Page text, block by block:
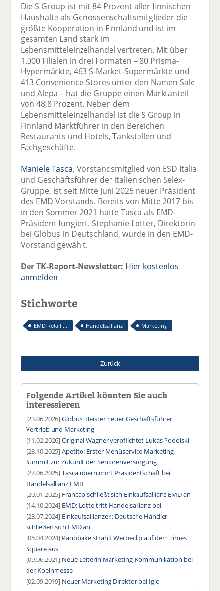
Die S Group ist mit 84 Prozent aller finnischen
Haushalte als Genossenschaftsmitglieder die
größte Kooperation in Finnland und ist im
gesamten Land stark im
Lebensmitteleinzelhandel vertreten. Mit über
1.000 Filialen in drei Formaten – 80 Prisma-
Hypermärkte, 463 S-Market-Supermärkte und
413 Convenience-Stores unter den Namen Sale
und Alepa – hat die Gruppe einen Marktanteil
von 48,8 Prozent. Neben dem
Lebensmitteleinzelhandel ist die S Group in
Finnland Marktführer in den Bereichen
Restaurants und Hotels, Tankstellen und
Fachgeschäfte.
Maniele Tasca, Vorstandsmitglied von ESD Italia
und Geschäftsführer der italienischen Selex-
Gruppe, ist seit Mitte Juni 2025 neuer Präsident
des EMD-Vorstands. Bereits von Mitte 2017 bis
in den Sommer 2021 hatte Tasca als EMD-
Präsident fungiert. Stephanie Lotter, Direktorin
bei Globus in Deutschland, wurde in den EMD-
Vorstand gewählt.
Der TK-Report-Newsletter: Hier kostenlos
anmelden
Stichworte
EMD Retail ... Handelsallianz Marketing
Zurück
Folgende Artikel könnten Sie auch
interessieren
[23.06.2026]Globus: Beister neuer Geschäftsführer
Vertrieb und Marketing
[11.02.2026]Original Wagner verpflichtet Lukas Podolski
[23.10.2025]Apetito: Erster Menüservice Marketing
Summit zur Zukunft der Seniorenversorgung
[27.06.2025]Tasca übernimmt Präsidentschaft bei
Handelsallianz EMD
[20.01.2025] Francap schließt sich Einkaufsallianz EMD an
[14.10.2024] EMD: Lotte tritt Handelsallianz bei
[23.07.2024] Einkaufsallianzen: Deutsche Händler
schließen sich EMD an
[05.04.2024] Panobake strahlt Werbeclip auf dem Times
Square aus
[09.06.2021] Neue Leiterin Marketing-Kommunikation bei
der Koelnmesse
[02.09.2019] Neuer Marketing Direktor bei Iglo